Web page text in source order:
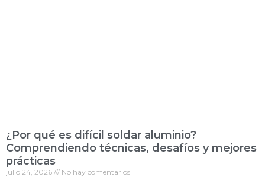
¿Por qué es difícil soldar aluminio?
Comprendiendo técnicas, desafíos y mejores
prácticas
julio 24, 2026 No hay comentarios